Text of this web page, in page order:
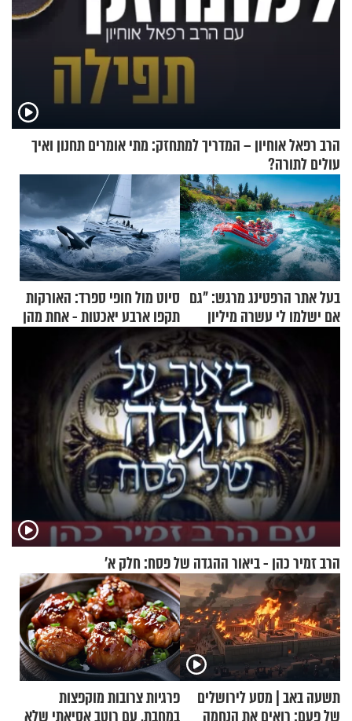
הרב רפאל אוחיון – המדריך למתחזק: מתי אומרים תחנון ואיך
עולים לתורה?
בעל אתר הרפטינג מרגש: "גם
אם ישלמו לי עשרה מיליון
שקלים - לא אפתח בשבת"
סיוט מול חופי ספרד: האורקות
תקפו ארבע יאכטות - אחת מהן
טבעה
הרב זמיר כהן - ביאור ההגדה של פסח: חלק א’
תשעה באב | מסע לירושלים
פרגיות צרובות מוקפצות